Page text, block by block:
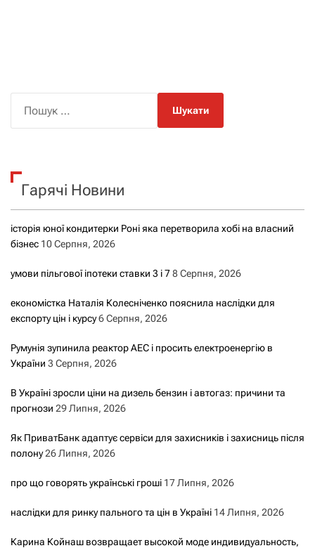
к
Гарячі Новини
історія юної кондитерки Роні яка перетворила хобі на власний
бізнес 10 Серпня, 2026
умови пільгової іпотеки ставки 3 і 78 Серпня, 2026
економістка Наталія Колесніченко пояснила наслідки для
експорту цін і курсу6 Серпня, 2026
Румунія зупинила реактор АЕС і просить електроенергію в
України 3 Серпня, 2026
В Україні зросли ціни на дизель бензин і автогаз: причини та
прогнози 29 Липня, 2026
Як ПриватБанк адаптує сервіси для захисників і захисниць після
полону26 Липня, 2026
про що говорять українські гроші 17 Липня, 2026
наслідки для ринку пального та цін в Україні 14 Липня, 2026
Карина Койнаш возвращает высокой моде индивидуальность,